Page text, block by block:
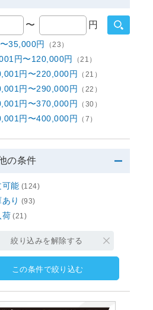
〜 円
35,000円 （23）
円〜120,000円 （21）
円〜220,000円 （21）
円〜290,000円 （22）
円〜370,000円 （30）
円〜400,000円 （7）
の条件
可能 (124)
り (93)
荷 (21)
絞り込みを解除する
この条件で絞り込む